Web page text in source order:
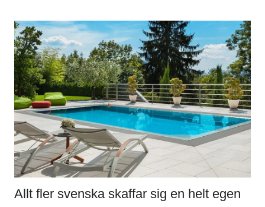
Allt fler svenska skaffar sig en helt egen